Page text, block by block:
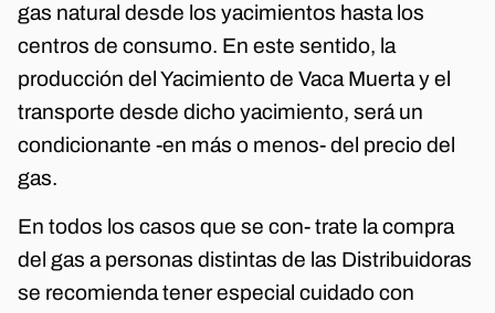
gas natural desde los yacimientos hasta los
centros de consumo. En este sentido, la
producción del Yacimiento de Vaca Muerta y el
transporte desde dicho yacimiento, será un
condicionante -en más o menos- del precio del
gas.
En todos los casos que se con- trate la compra
del gas a personas distintas de las Distribuidoras
se recomienda tener especial cuidado con